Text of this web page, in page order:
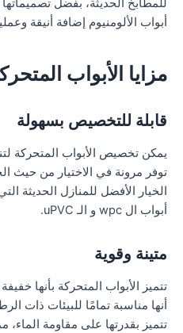
للمطابخ الحديثة، بفضل
أبواب الألومنيوم إضافة أنيقة
مزايا الأبواب
قابلة للتخصيص بسهولة
يمكن تخصيص الأبواب المتحركة
توفر مرونة في الاختيار من حيث
الخيار الأفضل للمنازل الحديثة
أبواب ال wpc و الـ uPVC.
متينة وقوية
تتميز الأبواب المتحركة بأنها
أنها مناسبة تمامًا للبيئات ذات
تتميز بقدرتها على مقاومة